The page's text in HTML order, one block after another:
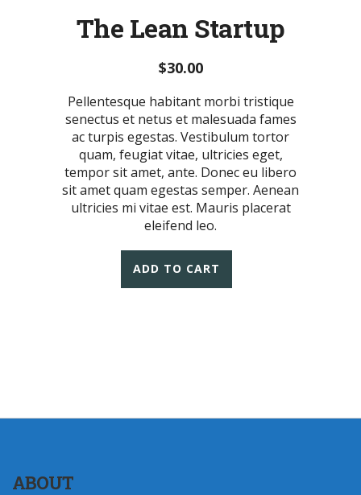
The Lean Startup
$30.00
Pellentesque habitant morbi tristique
senectus et netus et malesuada fames
ac turpis egestas. Vestibulum tortor
quam, feugiat vitae, ultricies eget,
tempor sit amet, ante. Donec eu libero
sit amet quam egestas semper. Aenean
ultricies mi vitae est. Mauris placerat
eleifend leo.
ADD TO CART
ABOUT